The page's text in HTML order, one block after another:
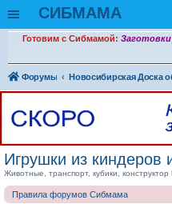
СИБМАМА
Готовим с Сибмамой:
Форумы
Игрушки из киндеров
Животные, транспорт, кубики, конструктор
Правила форумов Сибмама